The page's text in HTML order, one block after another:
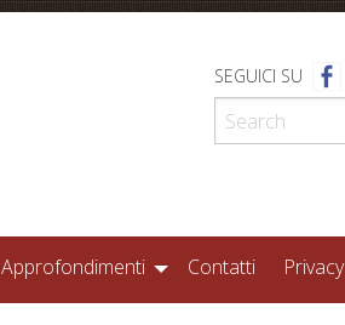
SEGUICI SU
Approfondimenti Contatti Privacy